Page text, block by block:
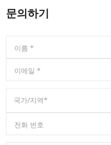
문의하기
이름 *
이메일 *
국가/지역*
전화 번호